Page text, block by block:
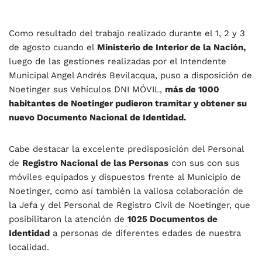
Como resultado del trabajo realizado durante el 1, 2 y 3
de agosto cuando el Ministerio de Interior de la Nación,
luego de las gestiones realizadas por el Intendente
Municipal Angel Andrés Bevilacqua, puso a disposición de
Noetinger sus Vehículos DNI MÓVIL, más de 1000
habitantes de Noetinger pudieron tramitar y obtener su
nuevo Documento Nacional de Identidad.
Cabe destacar la excelente predisposición del Personal
de Registro Nacional de las Personas con sus con sus
móviles equipados y dispuestos frente al Municipio de
Noetinger, como así también la valiosa colaboración de
la Jefa y del Personal de Registro Civil de Noetinger, que
posibilitaron la atención de 1025 Documentos de
Identidad a personas de diferentes edades de nuestra
localidad.